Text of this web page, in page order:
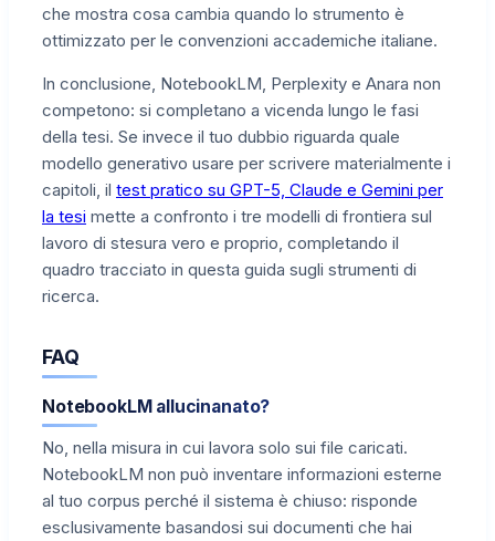
che mostra cosa cambia quando lo strumento è
ottimizzato per le convenzioni accademiche italiane.
In conclusione, NotebookLM, Perplexity e Anara non
competono: si completano a vicenda lungo le fasi
della tesi. Se invece il tuo dubbio riguarda quale
modello generativo usare per scrivere materialmente i
capitoli, il test pratico su GPT-5, Claude e Gemini per
la tesi mette a confronto i tre modelli di frontiera sul
lavoro di stesura vero e proprio, completando il
quadro tracciato in questa guida sugli strumenti di
ricerca.
FAQ
NotebookLM allucinanato?
No, nella misura in cui lavora solo sui file caricati.
NotebookLM non può inventare informazioni esterne
al tuo corpus perché il sistema è chiuso: risponde
esclusivamente basandosi sui documenti che hai